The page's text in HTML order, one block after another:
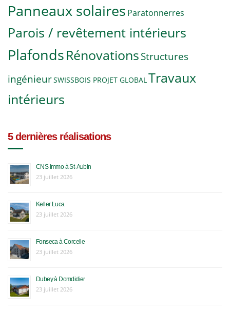
Panneaux solaires Paratonnerres
Parois / revêtement intérieurs
PlafondsRénovations Structures
ingénieurSWISSBOIS PROJET GLOBAL Travaux
intérieurs
5 dernières réalisations
CNS Immo à St-Aubin
23 juillet 2026
Keller Luca
23 juillet 2026
Fonseca à Corcelle
23 juillet 2026
Dubey à Domdidier
23 juillet 2026